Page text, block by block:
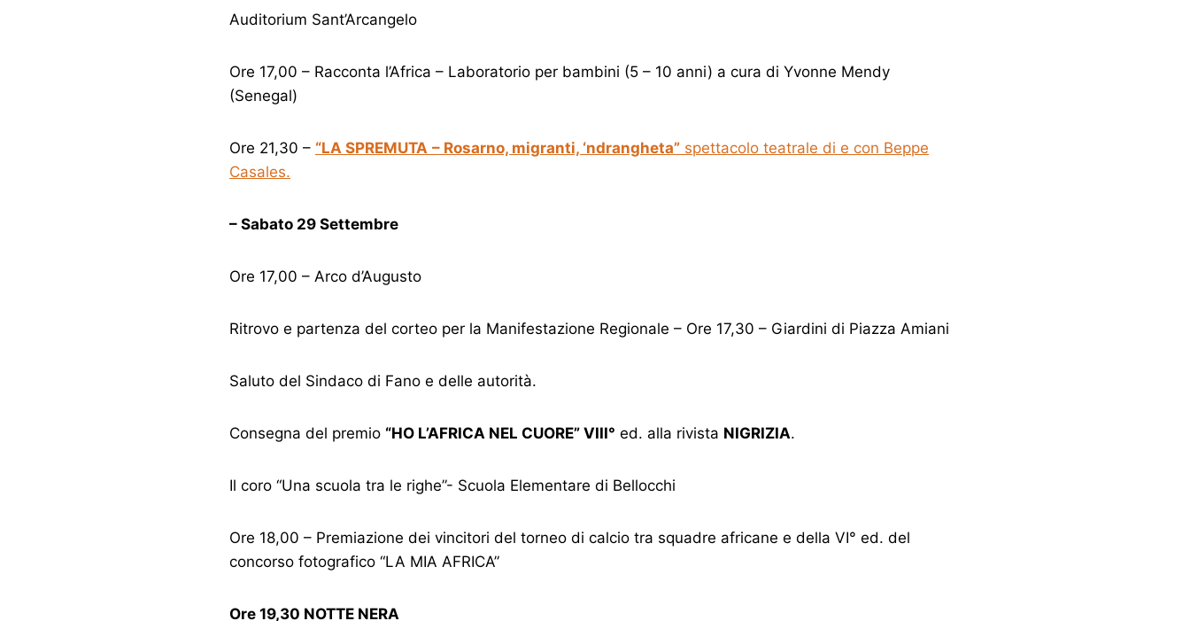
Auditorium Sant’Arcangelo
Ore 17,00 – Racconta l’Africa – Laboratorio per bambini (5 – 10 anni) a cura di Yvonne Mendy
(Senegal)
Ore 21,30 – “LA SPREMUTA – Rosarno, migranti, ‘ndrangheta” spettacolo teatrale di e con Beppe
Casales.
– Sabato 29 Settembre
Ore 17,00 – Arco d’Augusto
Ritrovo e partenza del corteo per la Manifestazione Regionale – Ore 17,30 – Giardini di Piazza Amiani
Saluto del Sindaco di Fano e delle autorità.
Consegna del premio “HO L’AFRICA NEL CUORE” VIII° ed. alla rivista NIGRIZIA.
Il coro “Una scuola tra le righe”- Scuola Elementare di Bellocchi
Ore 18,00 – Premiazione dei vincitori del torneo di calcio tra squadre africane e della VI° ed. del
concorso fotografico “LA MIA AFRICA”
Ore 19,30 NOTTE NERA